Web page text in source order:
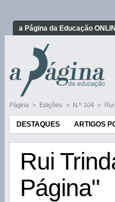
a Página da Educação
Página > Edições > N.º 104 >
DESTAQUES ARTIGOS
Rui
Página"